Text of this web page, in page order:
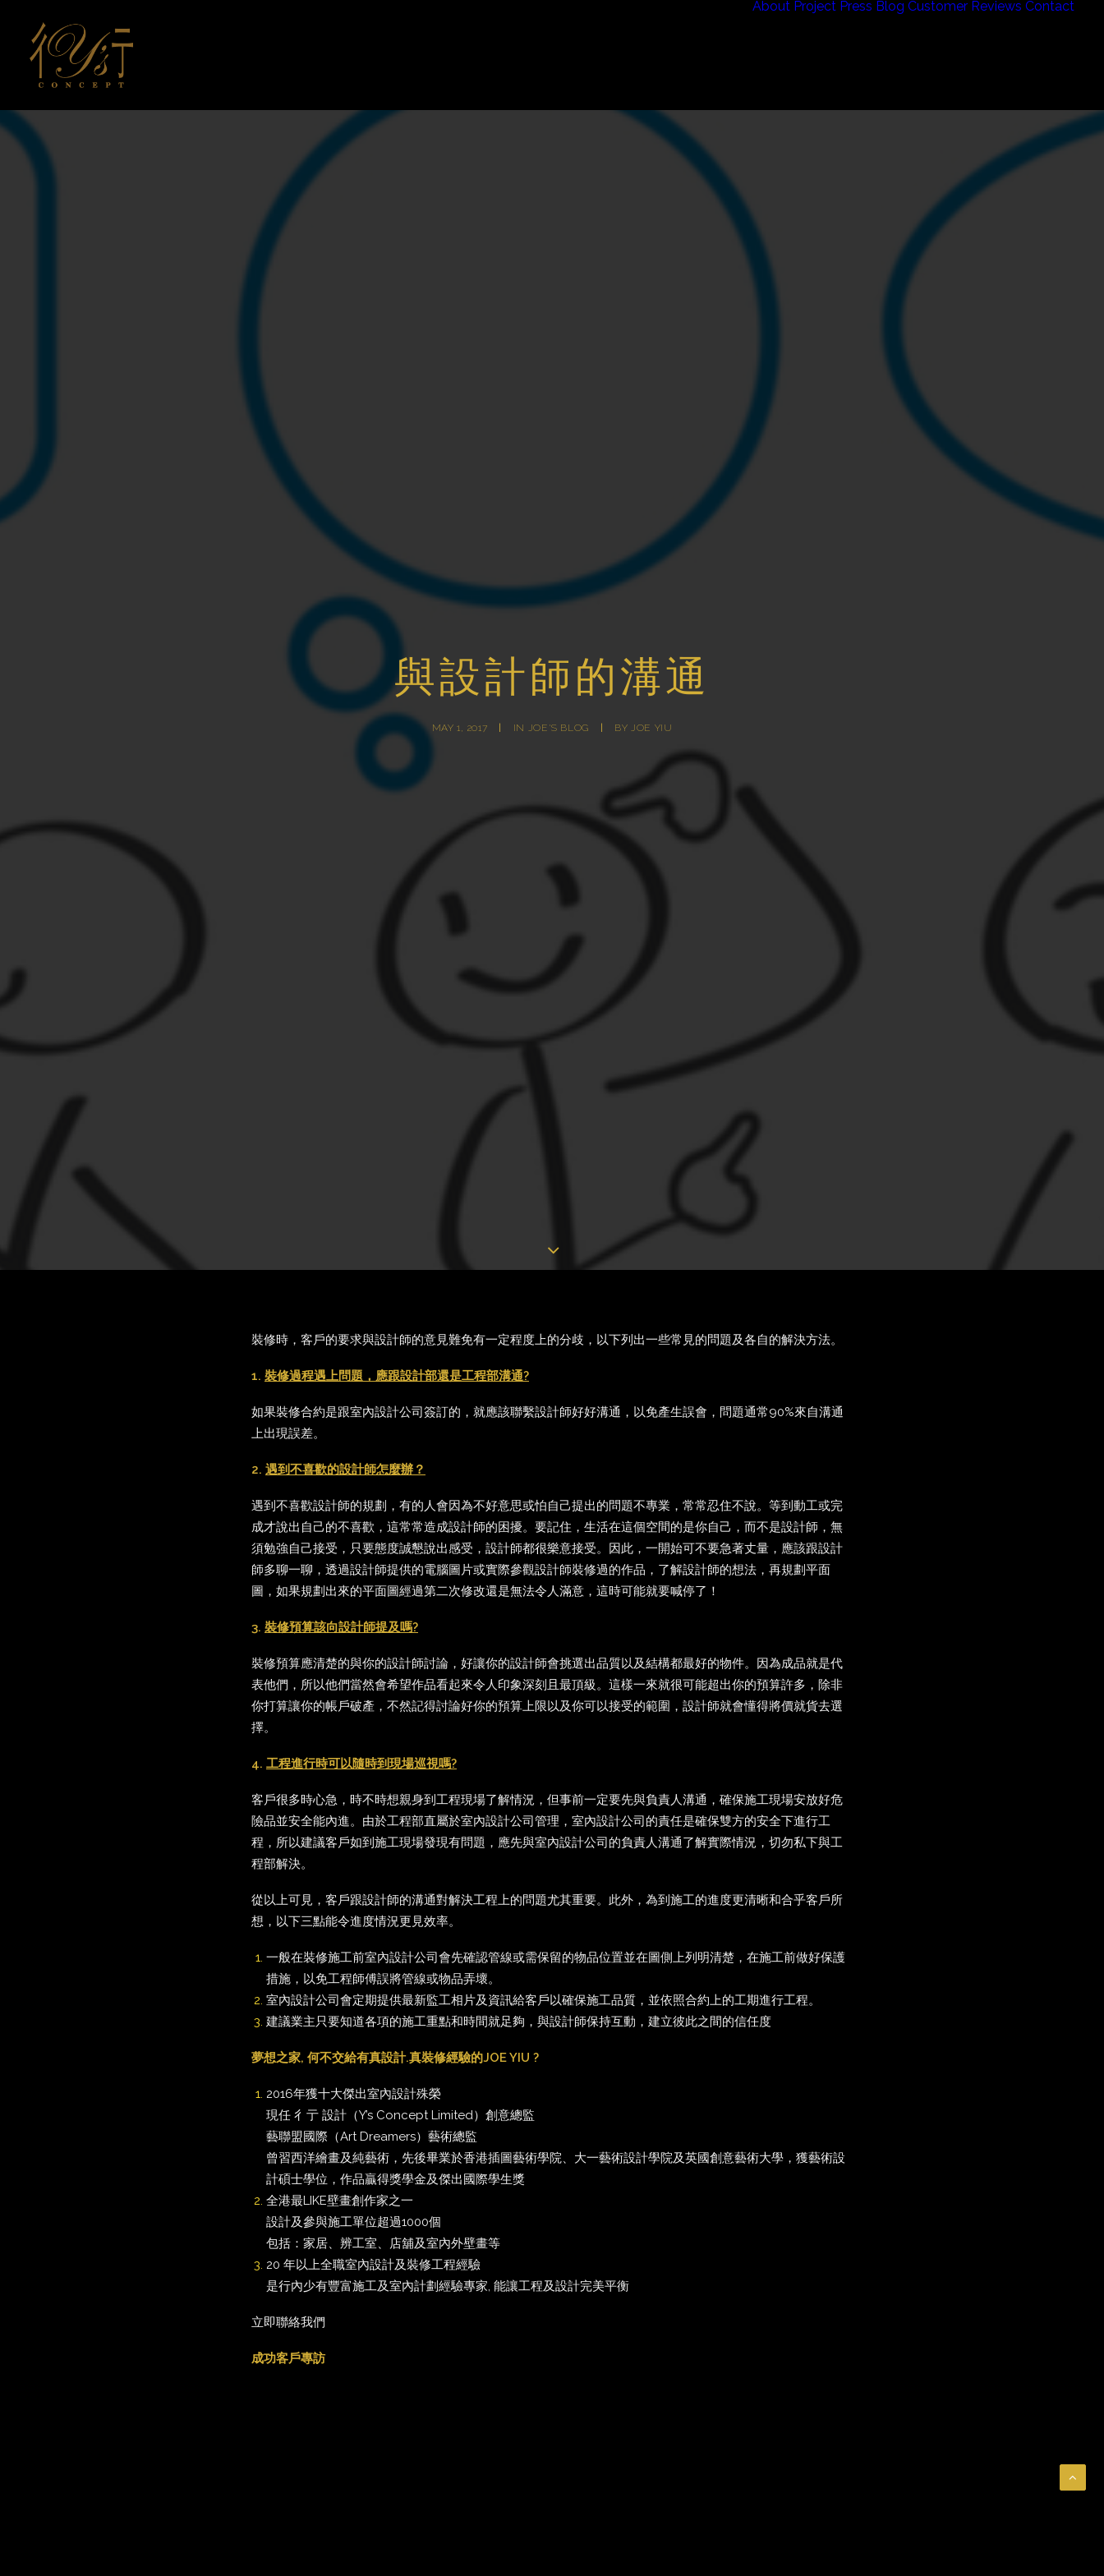
About Project Press Blog Customer Reviews Contact
與設計師的溝通
MAY 1, 2017 IN JOE'S BLOG BYJOE YIU
裝修時，客戶的要求與設計師的意見難免有一定程度上的分歧，以下列出一些常見的問題及各自的解決方法。
1. 裝修過程遇上問題，應跟設計部還是工程部溝通?
如果裝修合約是跟室內設計公司簽訂的，就應該聯繫設計師好好溝通，以免產生誤會，問題通常90%來自溝通
上出現誤差。
2. 遇到不喜歡的設計師怎麼辦？
遇到不喜歡設計師的規劃，有的人會因為不好意思或怕自己提出的問題不專業，常常忍住不說。等到動工或完
成才說出自己的不喜歡，這常常造成設計師的困擾。要記住，生活在這個空間的是你自己，而不是設計師，無
須勉強自己接受，只要態度誠懇說出感受，設計師都很樂意接受。因此，一開始可不要急著丈量，應該跟設計
師多聊一聊，透過設計師提供的電腦圖片或實際參觀設計師裝修過的作品，了解設計師的想法，再規劃平面
圖，如果規劃出來的平面圖經過第二次修改還是無法令人滿意，這時可能就要喊停了！
3. 裝修預算該向設計師提及嗎?
裝修預算應清楚的與你的設計師討論，好讓你的設計師會挑選出品質以及結構都最好的物件。因為成品就是代
表他們，所以他們當然會希望作品看起來令人印象深刻且最頂級。這樣一來就很可能超出你的預算許多，除非
你打算讓你的帳戶破產，不然記得討論好你的預算上限以及你可以接受的範圍，設計師就會懂得將價就貨去選
擇。
4. 工程進行時可以隨時到現場巡視嗎?
客戶很多時心急，時不時想親身到工程現場了解情況，但事前一定要先與負責人溝通，確保施工現場安放好危
險品並安全能內進。由於工程部直屬於室內設計公司管理，室內設計公司的責任是確保雙方的安全下進行工
程，所以建議客戶如到施工現場發現有問題，應先與室內設計公司的負責人溝通了解實際情況，切勿私下與工
程部解決。
從以上可見，客戶跟設計師的溝通對解決工程上的問題尤其重要。此外，為到施工的進度更清晰和合乎客戶所
想，以下三點能令進度情況更見效率。
一般在裝修施工前室內設計公司會先確認管線或需保留的物品位置並在圖側上列明清楚，在施工前做好保護
措施，以免工程師傅誤將管線或物品弄壞。
室內設計公司會定期提供最新監工相片及資訊給客戶以確保施工品質，並依照合約上的工期進行工程。
建議業主只要知道各項的施工重點和時間就足夠，與設計師保持互動，建立彼此之間的信任度
夢想之家, 何不交給有真設計.真裝修經驗的JOE YIU ?
2016年獲十大傑出室內設計殊榮
現任 彳亍 設計（Y’s Concept Limited）創意總監
藝聯盟國際（Art Dreamers）藝術總監
曾習西洋繪畫及純藝術，先後畢業於香港插圖藝術學院、大一藝術設計學院及英國創意藝術大學，獲藝術設
計碩士學位，作品贏得獎學金及傑出國際學生獎
全港最LIKE壁畫創作家之一
設計及參與施工單位超過1000個
包括：家居、辨工室、店舖及室內外壁畫等
20 年以上全職室內設計及裝修工程經驗
是行內少有豐富施工及室內計劃經驗專家, 能讓工程及設計完美平衡
立即聯絡我們
成功客戶專訪